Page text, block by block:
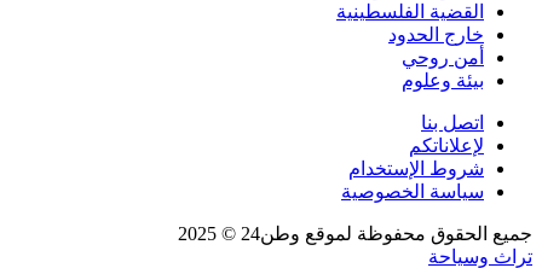
القضية الفلسطينية
خارج الحدود
أمن روحي
بيئة وعلوم
اتصل بنا
لإعلاناتكم
شروط الإستخدام
سياسة الخصوصية
جميع الحقوق محفوظة لموقع وطن24 © 2025
تراث وسياحة